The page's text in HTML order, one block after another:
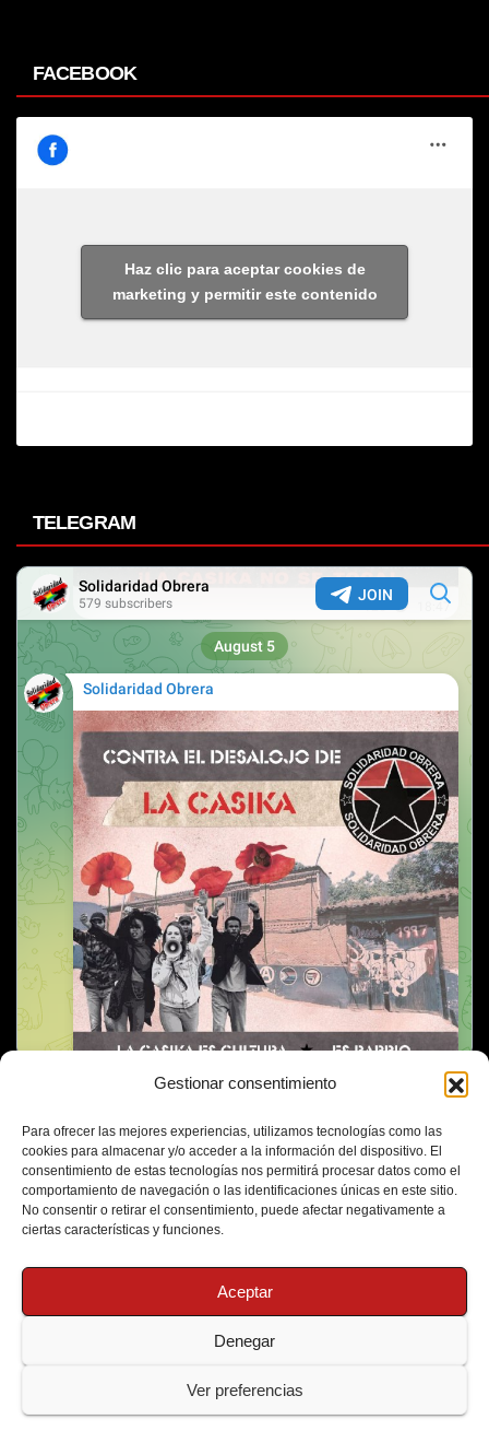
Gestionar consentimiento
Para ofrecer las mejores experiencias, utilizamos tecnologías como las
cookies para almacenar y/o acceder a la información del dispositivo. El
consentimiento de estas tecnologías nos permitirá procesar datos como el
comportamiento de navegación o las identificaciones únicas en este sitio.
No consentir o retirar el consentimiento, puede afectar negativamente a
ciertas características y funciones.
Aceptar
Denegar
Ver preferencias
FACEBOOK
Haz clic para aceptar cookies de
marketing y permitir este contenido
TELEGRAM